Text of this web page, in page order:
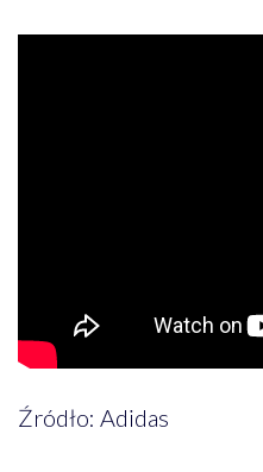
Źródło: Adidas